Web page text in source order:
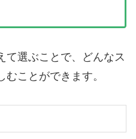
て選ぶことで、どんなス
ことができます。